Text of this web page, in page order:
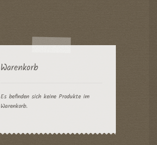
Warenkorb
Es befinden sich keine Produkte im
Warenkorb.